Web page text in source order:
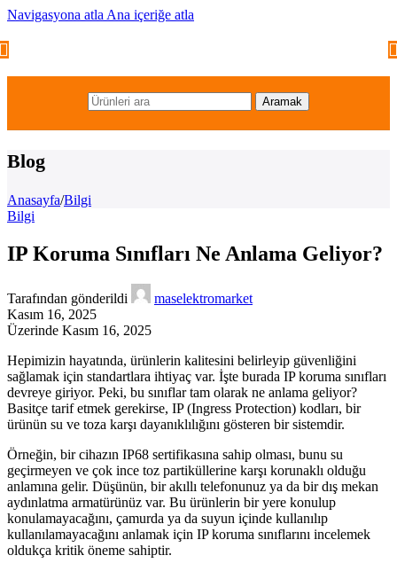
Navigasyona atla Ana içeriğe atla
Aramak
Blog
Anasayfa/Bilgi
Bilgi
IP Koruma Sınıfları Ne Anlama Geliyor?
Tarafından gönderildi
maselektromarket
Kasım 16, 2025
Üzerinde Kasım 16, 2025
Hepimizin hayatında, ürünlerin kalitesini belirleyip güvenliğini
sağlamak için standartlara ihtiyaç var. İşte burada IP koruma sınıfları
devreye giriyor. Peki, bu sınıflar tam olarak ne anlama geliyor?
Basitçe tarif etmek gerekirse, IP (Ingress Protection) kodları, bir
ürünün su ve toza karşı dayanıklılığını gösteren bir sistemdir.
Örneğin, bir cihazın IP68 sertifikasına sahip olması, bunu su
geçirmeyen ve çok ince toz partiküllerine karşı korunaklı olduğu
anlamına gelir. Düşünün, bir akıllı telefonunuz ya da bir dış mekan
aydınlatma armatürünüz var. Bu ürünlerin bir yere konulup
konulamayacağını, çamurda ya da suyun içinde kullanılıp
kullanılamayacağını anlamak için IP koruma sınıflarını incelemek
oldukça kritik öneme sahiptir.